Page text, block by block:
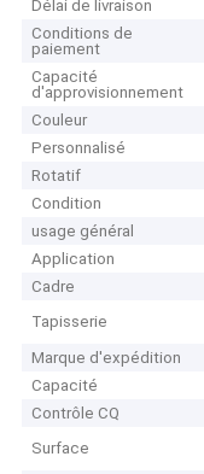
Délai de livraison
Conditions de
paiement
Capacité
d'approvisionnement
Couleur
Personnalisé
Rotatif
Condition
usage général
Application
Cadre
Tapisserie
Marque d'expédition
Capacité
Contrôle CQ
Surface